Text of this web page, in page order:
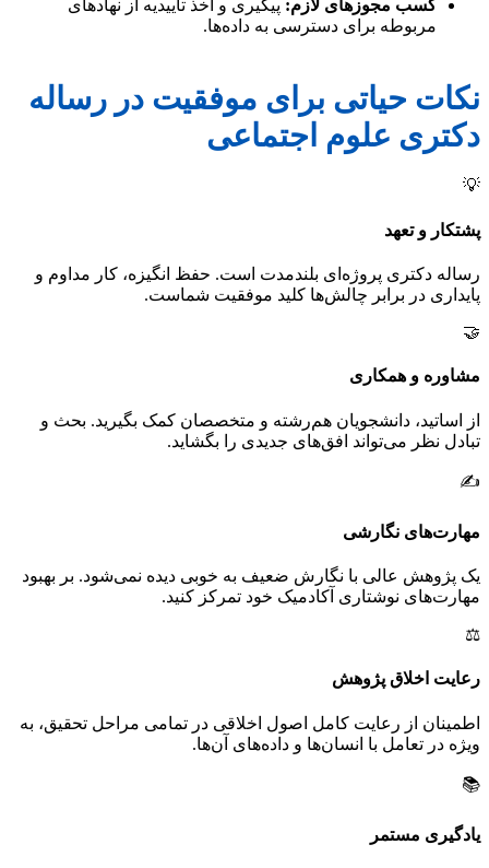
کسب مجوزهای لازم: پیگیری و اخذ تاییدیه از نهادهای
مربوطه برای دسترسی به داده‌ها.
نکات حیاتی برای موفقیت در رساله
دکتری علوم اجتماعی
💡
پشتکار و تعهد
رساله دکتری پروژه‌ای بلندمدت است. حفظ انگیزه، کار مداوم و
پایداری در برابر چالش‌ها کلید موفقیت شماست.
🤝
مشاوره و همکاری
از اساتید، دانشجویان هم‌رشته و متخصصان کمک بگیرید. بحث و
تبادل نظر می‌تواند افق‌های جدیدی را بگشاید.
✍️
مهارت‌های نگارشی
یک پژوهش عالی با نگارش ضعیف به خوبی دیده نمی‌شود. بر بهبود
مهارت‌های نوشتاری آکادمیک خود تمرکز کنید.
⚖️
رعایت اخلاق پژوهش
اطمینان از رعایت کامل اصول اخلاقی در تمامی مراحل تحقیق، به
ویژه در تعامل با انسان‌ها و داده‌های آن‌ها.
📚
یادگیری مستمر